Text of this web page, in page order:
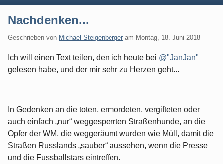
Nachdenken...
Geschrieben von Michael Steigenberger am Montag, 18. Juni 2018
Ich will einen Text teilen, den ich heute bei @"JanJan"
gelesen habe, und der mir sehr zu Herzen geht...
In Gedenken an die toten, ermordeten, vergifteten oder
auch einfach „nur“ weggesperrten Straßenhunde, an die
Opfer der WM, die weggeräumt wurden wie Müll, damit die
Straßen Russlands „sauber“ aussehen, wenn die Presse
und die Fussballstars eintreffen.